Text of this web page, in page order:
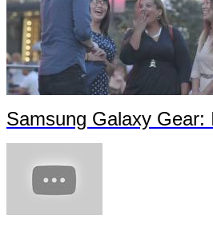
Samsung Galaxy Gear: